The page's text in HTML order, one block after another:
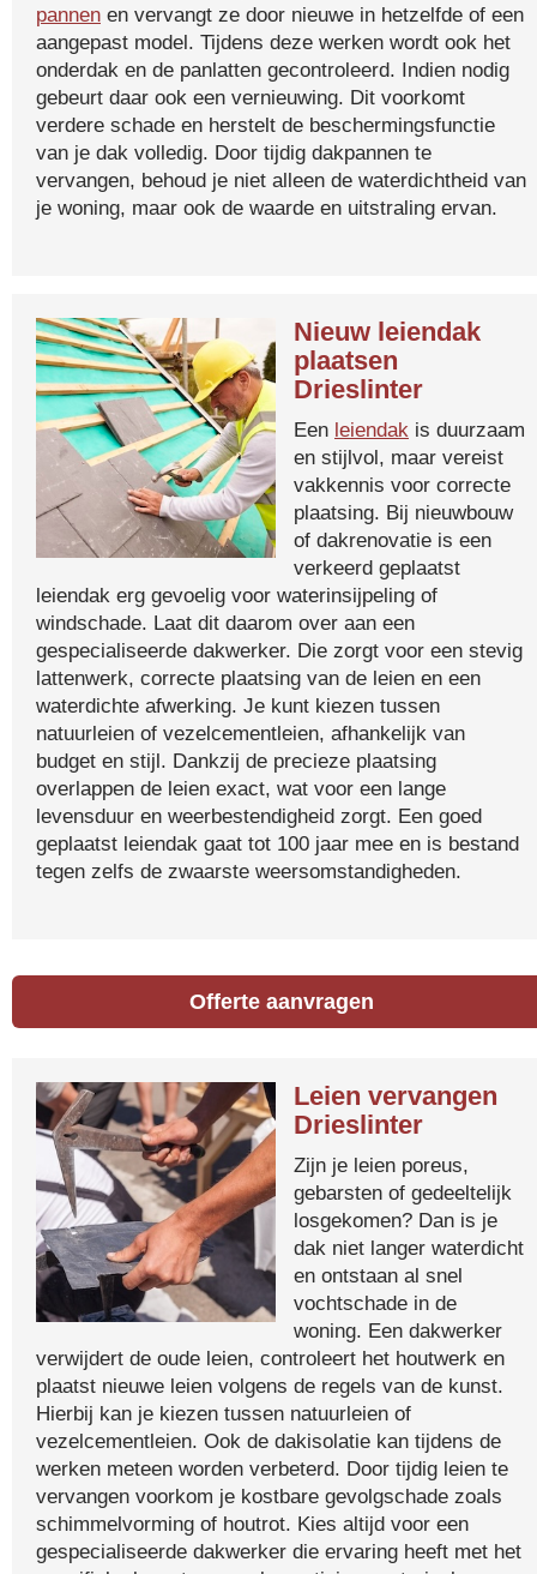
pannen en vervangt ze door nieuwe in hetzelfde of een
aangepast model. Tijdens deze werken wordt ook het
onderdak en de panlatten gecontroleerd. Indien nodig
gebeurt daar ook een vernieuwing. Dit voorkomt
verdere schade en herstelt de beschermingsfunctie
van je dak volledig. Door tijdig dakpannen te
vervangen, behoud je niet alleen de waterdichtheid van
je woning, maar ook de waarde en uitstraling ervan.
Nieuw leiendak
plaatsen
Drieslinter
Een leiendak is duurzaam
en stijlvol, maar vereist
vakkennis voor correcte
plaatsing. Bij nieuwbouw
of dakrenovatie is een
verkeerd geplaatst
leiendak erg gevoelig voor waterinsijpeling of
windschade. Laat dit daarom over aan een
gespecialiseerde dakwerker. Die zorgt voor een stevig
lattenwerk, correcte plaatsing van de leien en een
waterdichte afwerking. Je kunt kiezen tussen
natuurleien of vezelcementleien, afhankelijk van
budget en stijl. Dankzij de precieze plaatsing
overlappen de leien exact, wat voor een lange
levensduur en weerbestendigheid zorgt. Een goed
geplaatst leiendak gaat tot 100 jaar mee en is bestand
tegen zelfs de zwaarste weersomstandigheden.
Offerte aanvragen
Leien vervangen
Drieslinter
Zijn je leien poreus,
gebarsten of gedeeltelijk
losgekomen? Dan is je
dak niet langer waterdicht
en ontstaan al snel
vochtschade in de
woning. Een dakwerker
verwijdert de oude leien, controleert het houtwerk en
plaatst nieuwe leien volgens de regels van de kunst.
Hierbij kan je kiezen tussen natuurleien of
vezelcementleien. Ook de dakisolatie kan tijdens de
werken meteen worden verbeterd. Door tijdig leien te
vervangen voorkom je kostbare gevolgschade zoals
schimmelvorming of houtrot. Kies altijd voor een
gespecialiseerde dakwerker die ervaring heeft met het